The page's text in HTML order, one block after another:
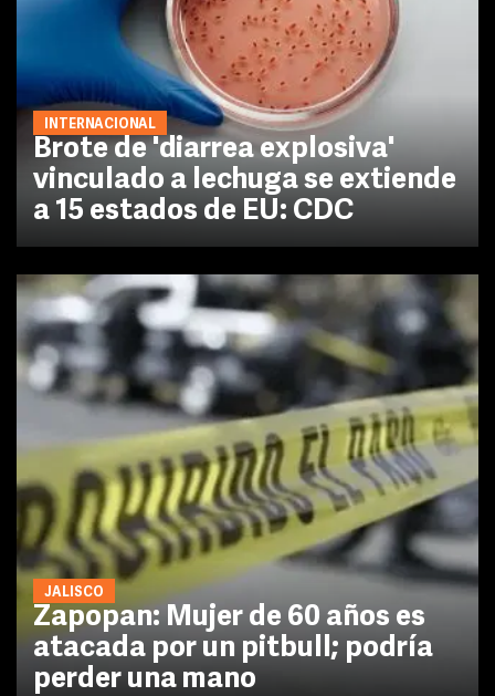
INTERNACIONAL
Brote de 'diarrea explosiva'
vinculado a lechuga se extiende
a 15 estados de EU: CDC
JALISCO
Zapopan: Mujer de 60 años es
atacada por un pitbull; podría
perder una mano